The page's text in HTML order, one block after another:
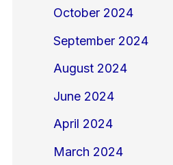
October 2024
September 2024
August 2024
June 2024
April 2024
March 2024